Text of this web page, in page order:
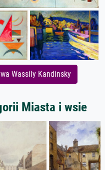
Wassily Kandinsky
Miasta i wsie